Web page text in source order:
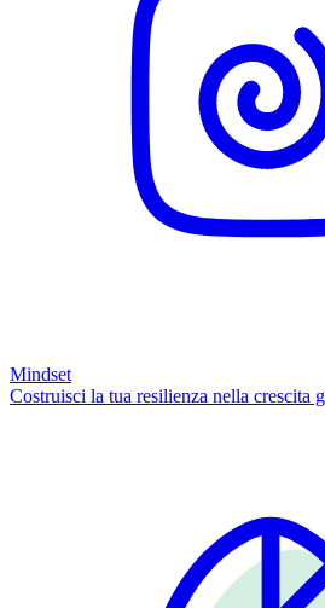
Mindset
Costruisci la tua resilienza nella crescita